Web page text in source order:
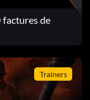
de
Trainers